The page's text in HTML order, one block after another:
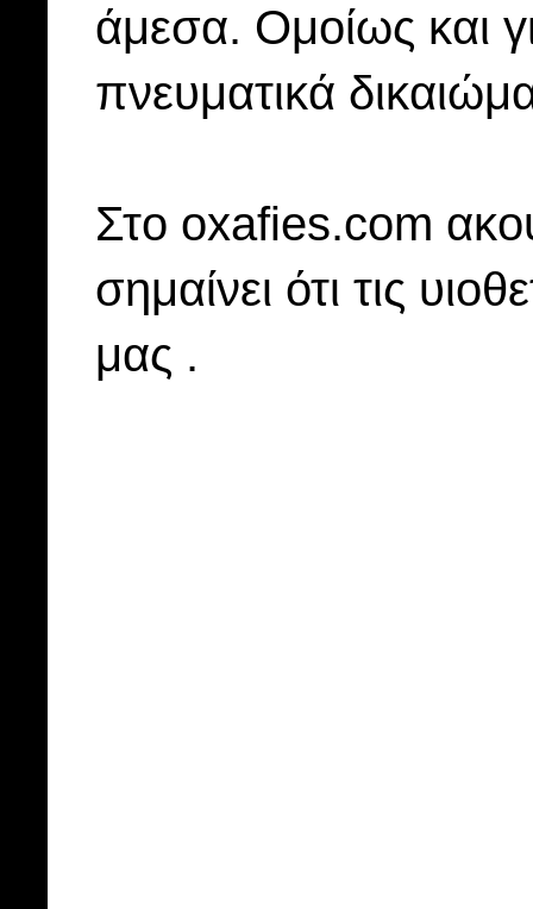
άμεσα. Ομοίως και
πνευματικά
Στo oxafies.com
σημαίνει ότι τις
μας .